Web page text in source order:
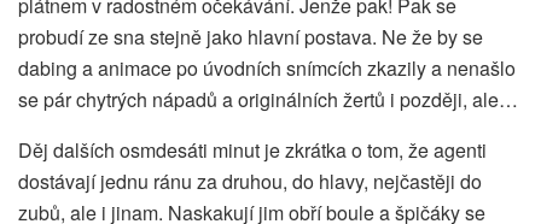
plátnem v radostném očekávání. Jenže pak! Pak se
probudí ze sna stejně jako hlavní postava. Ne že by se
dabing a animace po úvodních snímcích zkazily a nenašlo
se pár chytrých nápadů a originálních žertů i později, ale…
Děj dalších osmdesáti minut je zkrátka o tom, že agenti
dostávají jednu ránu za druhou, do hlavy, nejčastěji do
zubů, ale i jinam. Naskakují jim obří boule a špičáky se